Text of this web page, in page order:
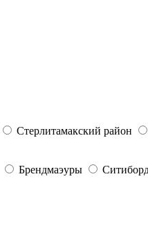
Стерлитамакский район
Брендмаэуры